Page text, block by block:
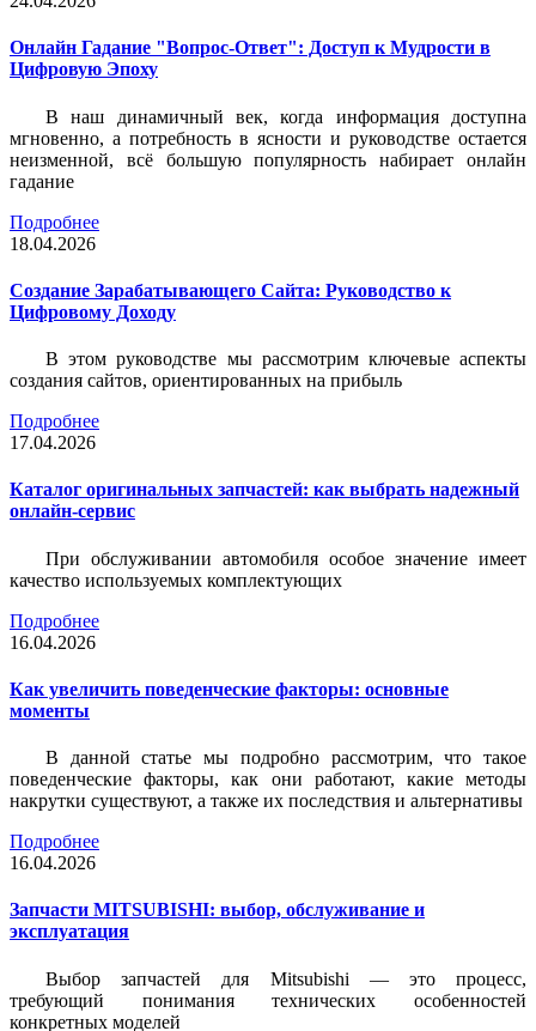
Онлайн Гадание "Вопрос-Ответ": Доступ к Мудрости в
Цифровую Эпоху
В наш динамичный век, когда информация доступна
мгновенно, а потребность в ясности и руководстве остается
неизменной, всё большую популярность набирает онлайн
гадание
Подробнее
18.04.2026
Создание Зарабатывающего Сайта: Руководство к
Цифровому Доходу
В этом руководстве мы рассмотрим ключевые аспекты
создания сайтов, ориентированных на прибыль
Подробнее
17.04.2026
Каталог оригинальных запчастей: как выбрать надежный
онлайн-сервис
При обслуживании автомобиля особое значение имеет
качество используемых комплектующих
Подробнее
16.04.2026
Как увеличить поведенческие факторы: основные
моменты
В данной статье мы подробно рассмотрим, что такое
поведенческие факторы, как они работают, какие методы
накрутки существуют, а также их последствия и альтернативы
Подробнее
16.04.2026
Запчасти MITSUBISHI: выбор, обслуживание и
эксплуатация
Выбор запчастей для Mitsubishi — это процесс,
требующий понимания технических особенностей
конкретных моделей